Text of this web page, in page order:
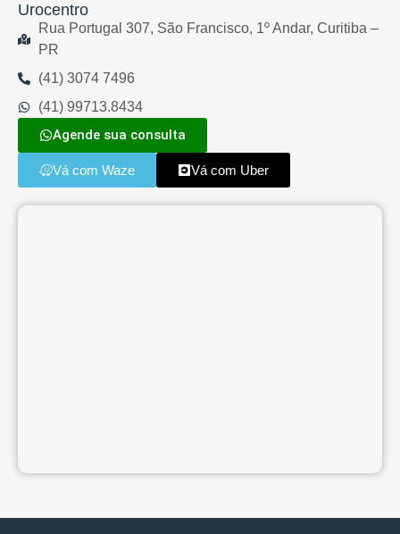
Urocentro
Rua Portugal 307, São Francisco, 1º Andar, Curitiba –
PR
(41) 3074 7496
(41) 99713.8434
Agende sua consulta
Vá com Waze Vá com Uber